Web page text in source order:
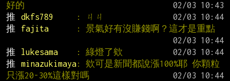
好的
推
dkfs789 : ㄐㄐ
推
fajita
: 景氣好有沒賺錢啊？這才是重點
推
lukesama : 綠燈了欸
推
minazukimaya: 欸可是新聞都說漲100%耶 你顆粒
只漲20-30%這樣對嗎